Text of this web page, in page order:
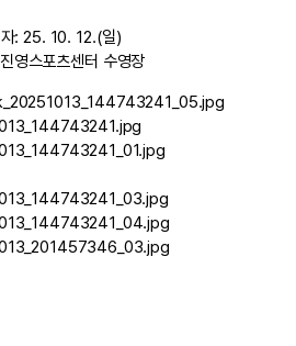
: 25. 10. 12.(일)
영스포츠센터 수영장